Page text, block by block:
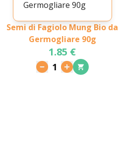
Semi di Fagiolo Mung Bio da
Germogliare 90g
1.85 €
1